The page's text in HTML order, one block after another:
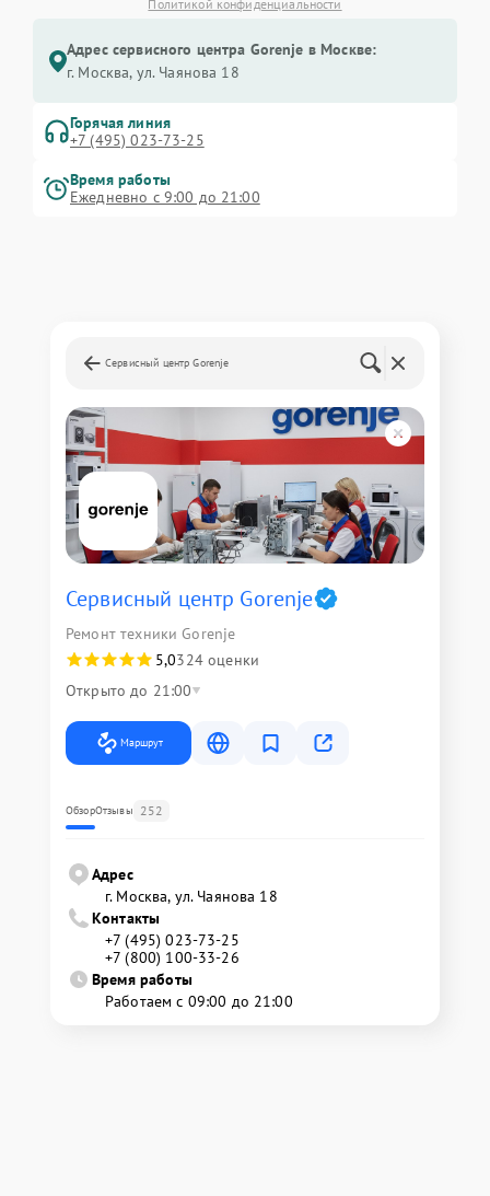
Политикой конфиденциальности
Адрес сервисного центра Gorenje в Москве:
г. Москва, ул. Чаянова 18
Горячая линия
+7 (495) 023-73-25
Время работы
Ежедневно с 9:00 до 21:00
Сервисный центр Gorenje
Сервисный центр Gorenje
Ремонт техники Gorenje
5,0324 оценки
Открыто до 21:00
Маршрут
ОбзорОтзывы 252
Адрес
г. Москва, ул. Чаянова 18
Контакты
+7 (495) 023-73-25
+7 (800) 100-33-26
Время работы
Работаем с 09:00 до 21:00